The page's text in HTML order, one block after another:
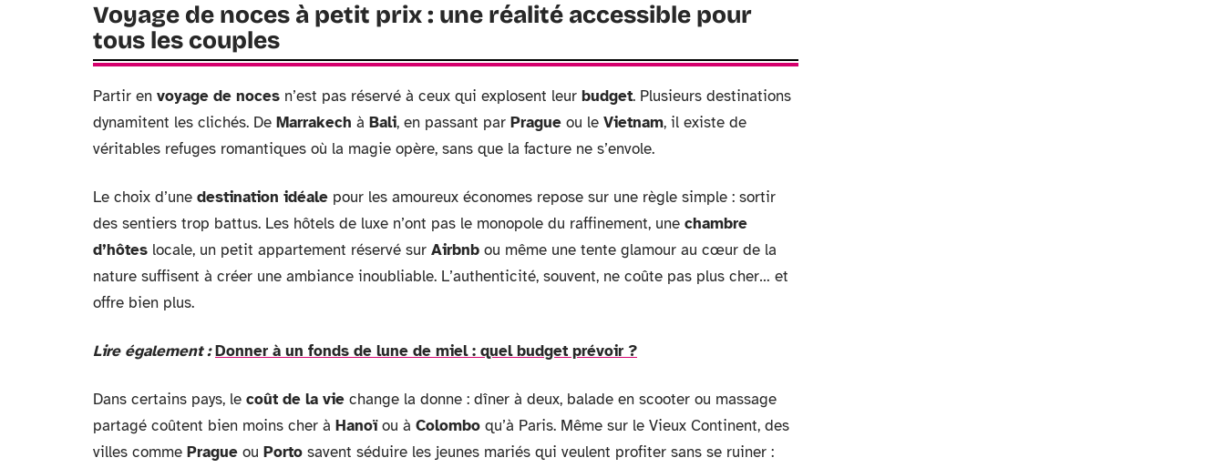
Voyage de noces à petit prix : une réalité accessible pour
tous les couples
Partir en voyage de noces n’est pas réservé à ceux qui explosent leur budget. Plusieurs destinations
dynamitent les clichés. De Marrakech à Bali, en passant par Prague ou le Vietnam, il existe de
véritables refuges romantiques où la magie opère, sans que la facture ne s’envole.
Le choix d’une destination idéale pour les amoureux économes repose sur une règle simple : sortir
des sentiers trop battus. Les hôtels de luxe n’ont pas le monopole du raffinement, une chambre
d’hôtes locale, un petit appartement réservé sur Airbnb ou même une tente glamour au cœur de la
nature suffisent à créer une ambiance inoubliable. L’authenticité, souvent, ne coûte pas plus cher… et
offre bien plus.
Lire également : Donner à un fonds de lune de miel : quel budget prévoir ?
Dans certains pays, le coût de la vie change la donne : dîner à deux, balade en scooter ou massage
partagé coûtent bien moins cher à Hanoïou à Colombo qu’à Paris. Même sur le Vieux Continent, des
villes comme Prague ou Porto savent séduire les jeunes mariés qui veulent profiter sans se ruiner :